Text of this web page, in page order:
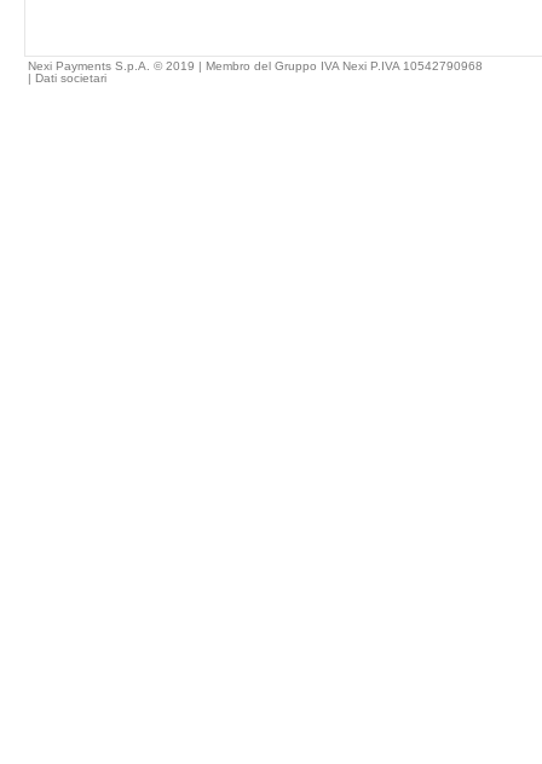
Nexi Payments S.p.A. © 2019 | Membro del Gruppo IVA Nexi P.IVA 10542790968
| Dati societari